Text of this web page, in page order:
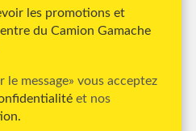
les promotions et
du Camion Gamache
le message» vous acceptez
et nos